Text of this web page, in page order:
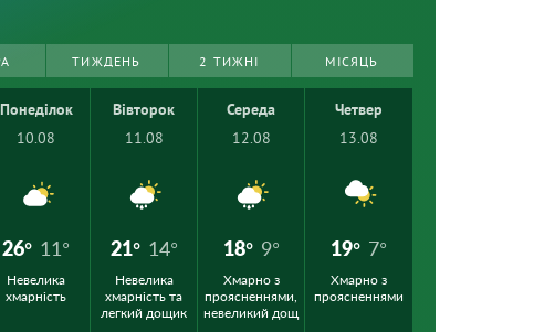
ТИЖДЕНЬ 2 ТИЖНІ МІСЯЦЬ
Понеділок
10.08
26° 11°
Невелика
хмарність
Вівторок
11.08
21° 14°
Невелика
хмарність та
легкий дощик
Середа
12.08
18° 9°
Хмарно з
проясненнями,
невеликий дощ
Четвер
13.08
19° 7°
Хмарно з
проясненнями